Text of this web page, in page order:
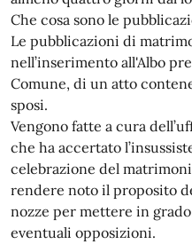
Che cosa sono le
Le pubblicazioni di
nell’inserimento all'Albo
Comune, di un atto
sposi.
Vengono fatte a cura
che ha accertato
celebrazione del
rendere noto il proposito
nozze per mettere in
eventuali opposizioni.